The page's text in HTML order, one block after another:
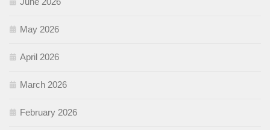
May 2026
April 2026
March 2026
February 2026